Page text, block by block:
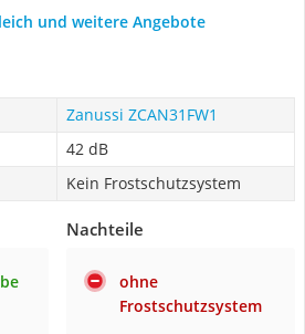
und weitere Angebote
Zanussi ZCAN31FW1
42 dB
Kein Frostschutzsystem
Nachteile
ohne
Frostschutzsystem